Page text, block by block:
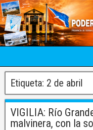
Etiqueta: 2 de abril
VIGILIA: Río
malvinera, con la